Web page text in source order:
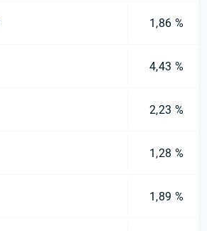
1,86 %
4,43 %
2,23 %
1,28 %
1,89 %